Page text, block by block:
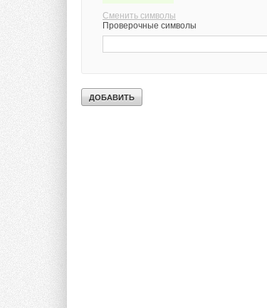
Сменить символы
Проверочные символы